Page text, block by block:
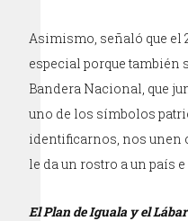
Asimismo, señaló que el
especial porque también
Bandera Nacional, que
uno de los símbolos
identificarnos, nos unen
le da un rostro a un país
El Plan de Iguala y el